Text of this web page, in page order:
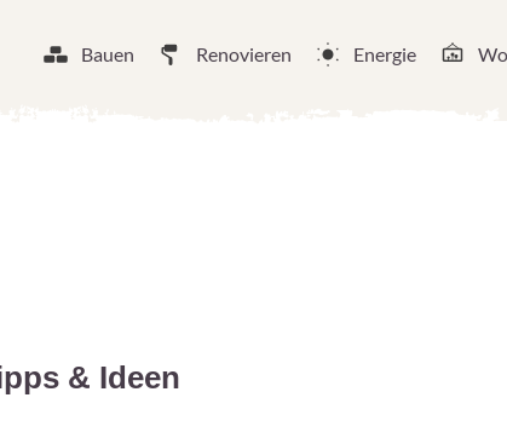
Bauen Renovieren Energie
& Ideen